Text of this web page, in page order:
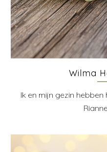
Wilma
Ik en mijn gezin